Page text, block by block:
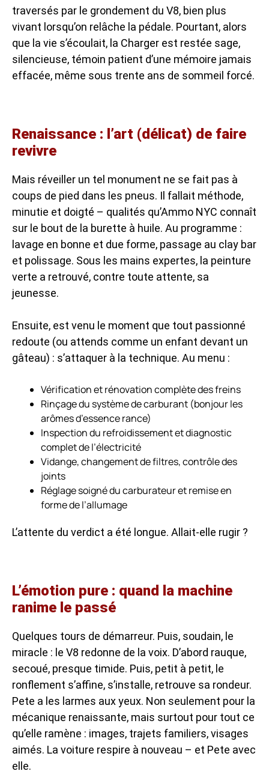
traversés par le grondement du V8, bien plus
vivant lorsqu’on relâche la pédale. Pourtant, alors
que la vie s’écoulait, la Charger est restée sage,
silencieuse, témoin patient d’une mémoire jamais
effacée, même sous trente ans de sommeil forcé.
Renaissance : l’art (délicat) de faire
revivre
Mais réveiller un tel monument ne se fait pas à
coups de pied dans les pneus. Il fallait méthode,
minutie et doigté – qualités qu’Ammo NYC connaît
sur le bout de la burette à huile. Au programme :
lavage en bonne et due forme, passage au clay bar
et polissage. Sous les mains expertes, la peinture
verte a retrouvé, contre toute attente, sa
jeunesse.
Ensuite, est venu le moment que tout passionné
redoute (ou attends comme un enfant devant un
gâteau) : s’attaquer à la technique. Au menu :
Vérification et rénovation complète des freins
Rinçage du système de carburant (bonjour les
arômes d’essence rance)
Inspection du refroidissement et diagnostic
complet de l’électricité
Vidange, changement de filtres, contrôle des
joints
Réglage soigné du carburateur et remise en
forme de l’allumage
L’attente du verdict a été longue. Allait-elle rugir ?
L’émotion pure : quand la machine
ranime le passé
Quelques tours de démarreur. Puis, soudain, le
miracle : le V8 redonne de la voix. D’abord rauque,
secoué, presque timide. Puis, petit à petit, le
ronflement s’affine, s’installe, retrouve sa rondeur.
Pete a les larmes aux yeux. Non seulement pour la
mécanique renaissante, mais surtout pour tout ce
qu’elle ramène : images, trajets familiers, visages
aimés. La voiture respire à nouveau – et Pete avec
elle.